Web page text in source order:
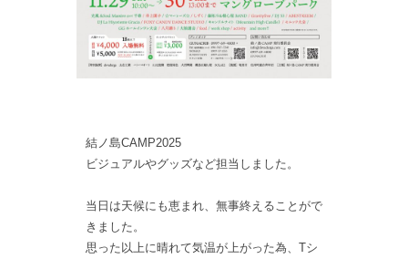
結ノ島CAMP2025
ビジュアルやグッズなど担当しました。
当日は天候にも恵まれ、無事終えることがで
きました。
思った以上に晴れて気温が上がった為、Tシ